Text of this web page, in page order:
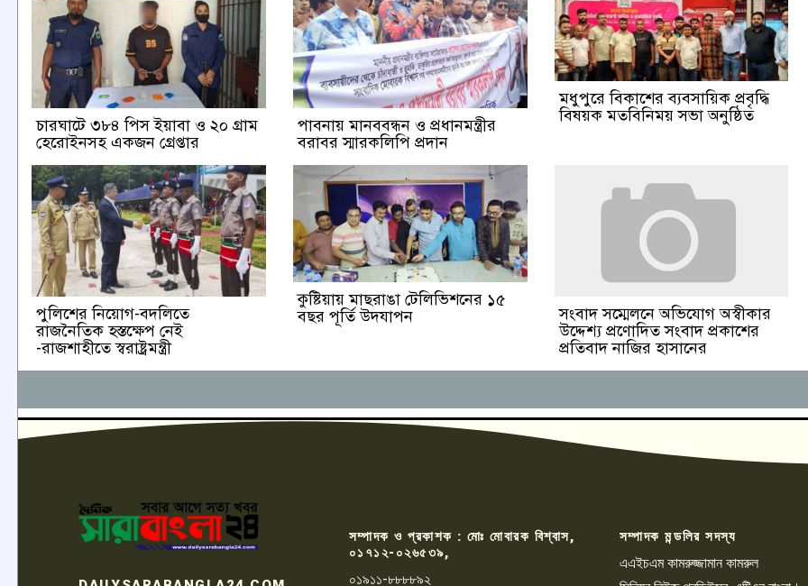
চারঘাটে ৩৮৪ পিস ইয়াবা ও ২০ গ্রাম
হেরোইনসহ একজন গ্রেপ্তার
পাবনায় মানববন্ধন ও প্রধানমন্ত্রীর
বরাবর স্মারকলিপি প্রদান
মধুপুরে বিকাশের ব্যবসায়িক প্রবৃদ্ধি
বিষয়ক মতবিনিময় সভা অনুষ্ঠিত
পুলিশের নিয়োগ-বদলিতে
রাজনৈতিক হস্তক্ষেপ নেই
-রাজশাহীতে স্বরাষ্ট্রমন্ত্রী
কুষ্টিয়ায় মাছরাঙা টেলিভিশনের ১৫
বছর পূর্তি উদযাপন
সংবাদ সম্মেলনে অভিযোগ অস্বীকার
উদ্দেশ্য প্রণোদিত সংবাদ প্রকাশের
প্রতিবাদ নাজির হাসানের
সম্পাদক ও প্রকাশক : মোঃ মোবারক বিশ্বাস,
০১৭১২-০২৬৫৩৯,
০১৯১১-৮৮৮৮৯২
সম্পাদক মন্ডলির সদস্য
এএইচএম কামরুজ্জামান কামরুল